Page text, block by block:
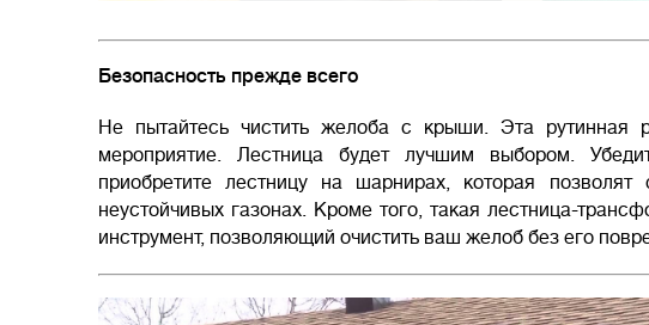
Безопасность прежде всего
Не пытайтесь чистить желоба с крыши. Эта рутинная
мероприятие. Лестница будет лучшим выбором.
приобретите лестницу на шарнирах, которая позволят
неустойчивых газонах. Кроме того, такая лестница-
инструмент, позволяющий очистить ваш желоб без его